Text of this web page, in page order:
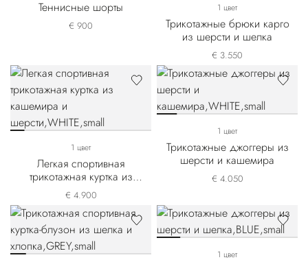
Теннисные шорты
€ 900
1 цвет
Трикотажные брюки карго
из шерсти и шелка
€ 3.550
1 цвет
Легкая спортивная
трикотажная куртка из
кашемира и шерсти
€ 4.900
1 цвет
Трикотажные джоггеры из
шерсти и кашемира
€ 4.050
1 цвет